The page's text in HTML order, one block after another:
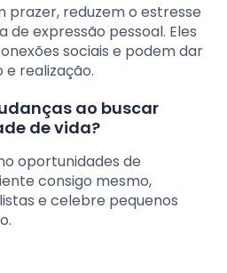
prazer, reduzem o estresse
expressão pessoal. Eles
sociais e podem dar
realização.
ao buscar
de vida?
oportunidades de
consigo mesmo,
e celebre pequenos